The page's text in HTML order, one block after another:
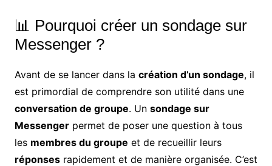
📊 Pourquoi créer un sondage sur
Messenger ?
Avant de se lancer dans la création d’un sondage, il
est primordial de comprendre son utilité dans une
conversation de groupe. Un sondage sur
Messengerpermet de poser une question à tous
les membres du groupe et de recueillir leurs
réponsesrapidement et de manière organisée. C’est